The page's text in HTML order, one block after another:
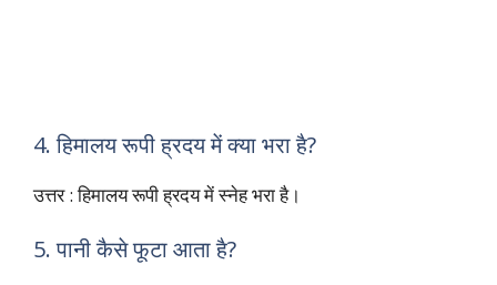
4. हिमालय रूपी ह्रदय में क्या भरा है?
उत्तर : हिमालय रूपी ह्रदय में स्नेह भरा है।
5. पानी कैसे फूटा आता है?